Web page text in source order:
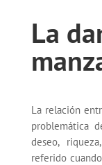
La
La relación
problemática
deseo,
referido